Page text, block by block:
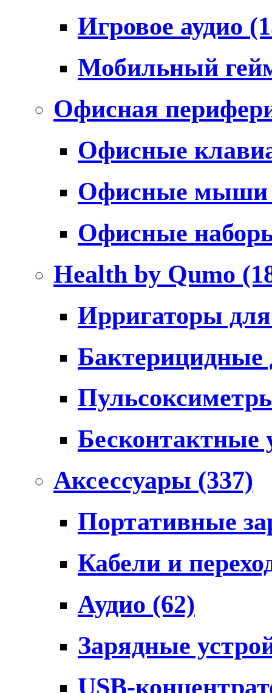
Игровое аудио
Мобильный
Офисная
Офисные
Офисные
Офисные
Health by Qumo
Ирригаторы
Бесконтактные
Аксессуары (337)
Портативные
Кабели и
Аудио (62)
Зарядные
USB-